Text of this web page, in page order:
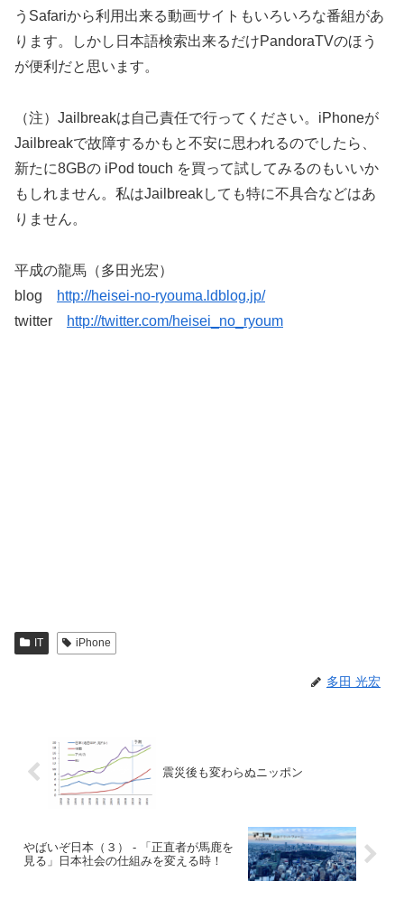
うSafariから利用出来る動画サイトもいろいろな番組があ
ります。しかし日本語検索出来るだけPandoraTVのほう
が便利だと思います。
（注）Jailbreakは自己責任で行ってください。iPhoneが
Jailbreakで故障するかもと不安に思われるのでしたら、
新たに8GBの iPod touch を買って試してみるのもいいか
もしれません。私はJailbreakしても特に不具合などはあ
りません。
平成の龍馬（多田光宏）
blog
http://heisei-no-ryouma.ldblog.jp/
twitter
http://twitter.com/heisei_no_ryoum
IT iPhone
多田 光宏
震災後も変わらぬニッポン
やばいぞ日本（３） - 「正直者が馬鹿を
見る」日本社会の仕組みを変える時！